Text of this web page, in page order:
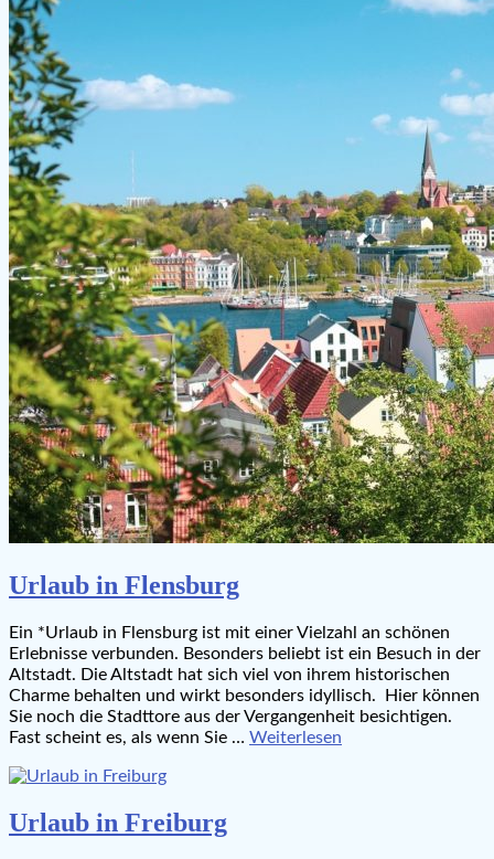
Urlaub in Flensburg
Ein *Urlaub in Flensburg ist mit einer Vielzahl an schönen
Erlebnisse verbunden. Besonders beliebt ist ein Besuch in der
Altstadt. Die Altstadt hat sich viel von ihrem historischen
Charme behalten und wirkt besonders idyllisch. Hier können
Sie noch die Stadttore aus der Vergangenheit besichtigen.
Fast scheint es, als wenn Sie … Weiterlesen
Urlaub in Freiburg